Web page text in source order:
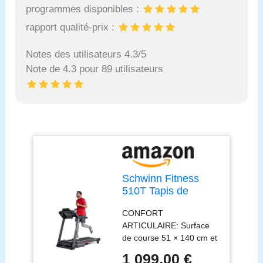
programmes disponibles :
rapport qualité-prix :
Notes des utilisateurs 4.3/5
Note de 4.3 pour 89 utilisateurs
Schwinn Fitness
510T Tapis de
km/h, Inclinaison
10%, connecté Zwift
& Kinomap, Amorti
SoftTrak™,
CONFORT
ARTICULAIRE: Surface
de course 51 × 140 cm et
1 099,00 €